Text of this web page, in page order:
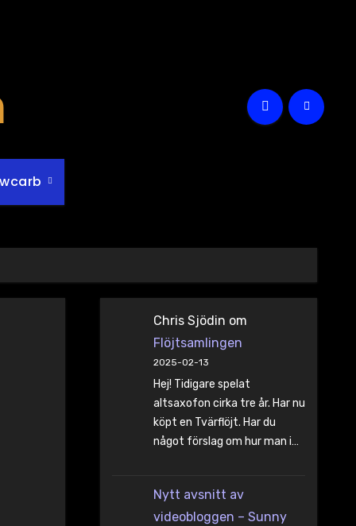
Chris Sjödin om
Flöjtsamlingen
2025-02-13
Hej! Tidigare spelat
altsaxofon cirka tre år. Har nu
köpt en Tvärflöjt. Har du
något förslag om hur man i…
Nytt avsnitt av
videobloggen – Sunny